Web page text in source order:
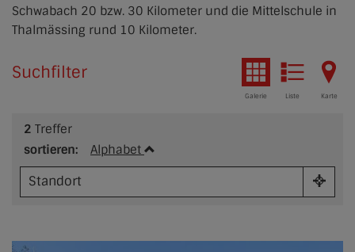
Schwabach 20 bzw. 30 Kilometer und die Mittelschule in
Thalmässing rund 10 Kilometer.
Galerie Liste Karte
Suchfilter
2 Treffer
sortieren:
Alphabet